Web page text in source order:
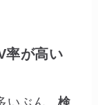
率が高い